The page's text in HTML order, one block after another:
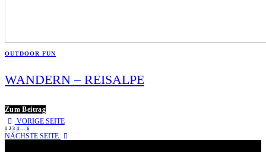
OUTDOOR FUN
WANDERN – REISALPE
Zum Beitrag
VORIGE SEITE
1 2 3 4 … 6
NÄCHSTE SEITE